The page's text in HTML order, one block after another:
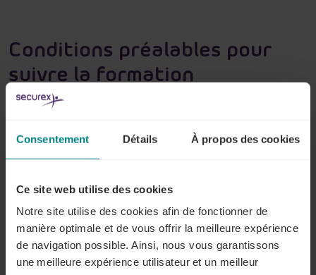
Consentement Détails À propos des cookies
Ce site web utilise des cookies
Notre site utilise des cookies afin de fonctionner de
manière optimale et de vous offrir la meilleure expérience
de navigation possible. Ainsi, nous vous garantissons
une meilleure expérience utilisateur et un meilleur
Conditions préalables pour
suivre la formation
Aucun prérequis
Cette formation est précieuse
pour tout travailleur qui
va ou vient d’être promu manager de ses anciens
A propos de cette formation